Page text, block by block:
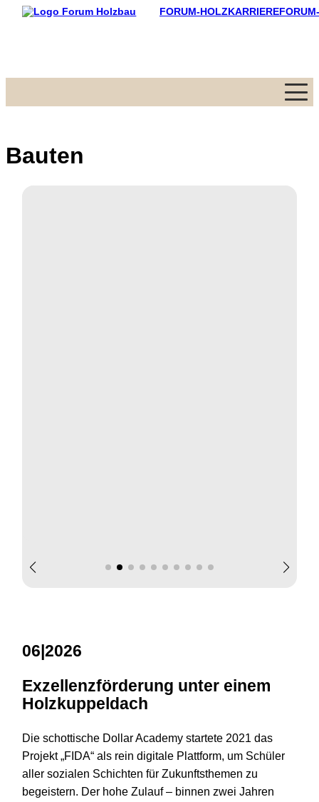
FORUM-HOLZKARRIERE
Menü
Bauten
06|2026
Exzellenzförderung unter einem
Holzkuppeldach
Die schottische Dollar Academy startete 2021 das
Projekt „FIDA“ als rein digitale Plattform, um Schüler
aller sozialen Schichten für Zukunftsthemen zu
begeistern. Der hohe Zulauf – binnen zwei Jahren